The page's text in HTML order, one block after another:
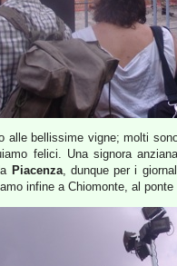
bellissime vigne; molti
felici. Una signora
Piacenza, dunque per i
infine a Chiomonte, al